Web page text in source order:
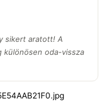
sikert aratott! A
különösen oda-vissza